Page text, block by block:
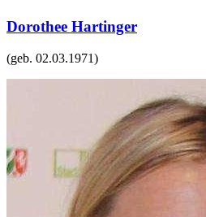
Dorothee Hartinger
(geb. 02.03.1971)